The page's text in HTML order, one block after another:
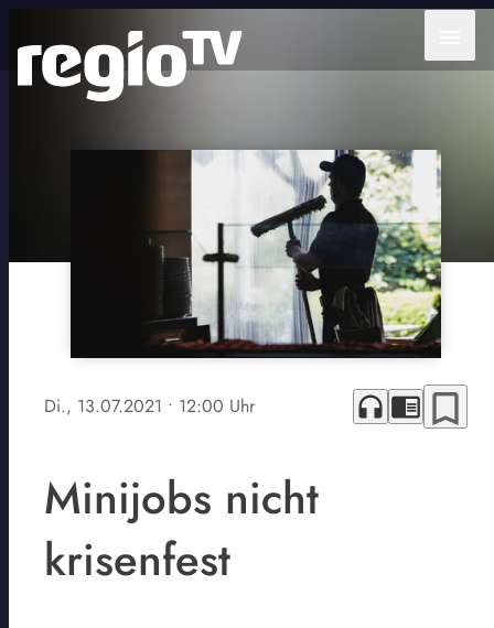
Di., 13.07.2021 • 12:00 Uhr headphones chrome_reader_mode bookmark_border
Minijobs nicht
krisenfest